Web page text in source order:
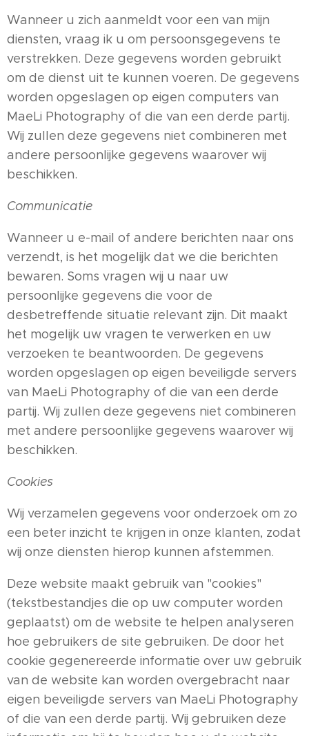
Wanneer u zich aanmeldt voor een van mijn
diensten, vraag ik u om persoonsgegevens te
verstrekken. Deze gegevens worden gebruikt
om de dienst uit te kunnen voeren. De gegevens
worden opgeslagen op eigen computers van
MaeLi Photography of die van een derde partij.
Wij zullen deze gegevens niet combineren met
andere persoonlijke gegevens waarover wij
beschikken.
Communicatie
Wanneer u e-mail of andere berichten naar ons
verzendt, is het mogelijk dat we die berichten
bewaren. Soms vragen wij u naar uw
persoonlijke gegevens die voor de
desbetreffende situatie relevant zijn. Dit maakt
het mogelijk uw vragen te verwerken en uw
verzoeken te beantwoorden. De gegevens
worden opgeslagen op eigen beveiligde servers
van MaeLi Photography of die van een derde
partij. Wij zullen deze gegevens niet combineren
met andere persoonlijke gegevens waarover wij
beschikken.
Cookies
Wij verzamelen gegevens voor onderzoek om zo
een beter inzicht te krijgen in onze klanten, zodat
wij onze diensten hierop kunnen afstemmen.
Deze website maakt gebruik van "cookies"
(tekstbestandjes die op uw computer worden
geplaatst) om de website te helpen analyseren
hoe gebruikers de site gebruiken. De door het
cookie gegenereerde informatie over uw gebruik
van de website kan worden overgebracht naar
eigen beveiligde servers van MaeLi Photography
of die van een derde partij. Wij gebruiken deze